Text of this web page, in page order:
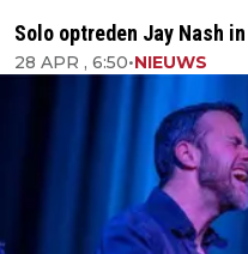
Solo optreden Jay Nash
28 APR , 6:50•NIEUWS